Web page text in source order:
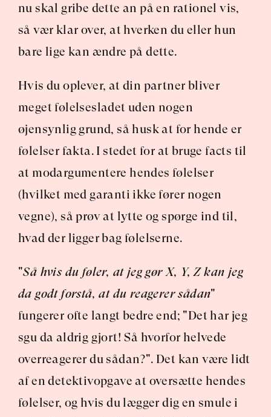
nu skal gribe dette an på en rationel vis,
så vær klar over, at hverken du eller hun
bare lige kan ændre på dette.
Hvis du oplever, at din partner bliver
meget følelsesladet uden nogen
øjensynlig grund, så husk at for hende er
følelser fakta. I stedet for at bruge facts til
at modargumentere hendes følelser
(hvilket med garanti ikke fører nogen
vegne), så prøv at lytte og spørge ind til,
hvad der ligger bag følelserne.
"Så hvis du føler, at jeg gør X, Y, Z kan jeg
da godt forstå, at du reagerer sådan"
fungerer ofte langt bedre end; "Det har jeg
sgu da aldrig gjort! Så hvorfor helvede
overreagerer du sådan?". Det kan være lidt
af en detektivopgave at oversætte hendes
følelser, og hvis du lægger dig en smule i